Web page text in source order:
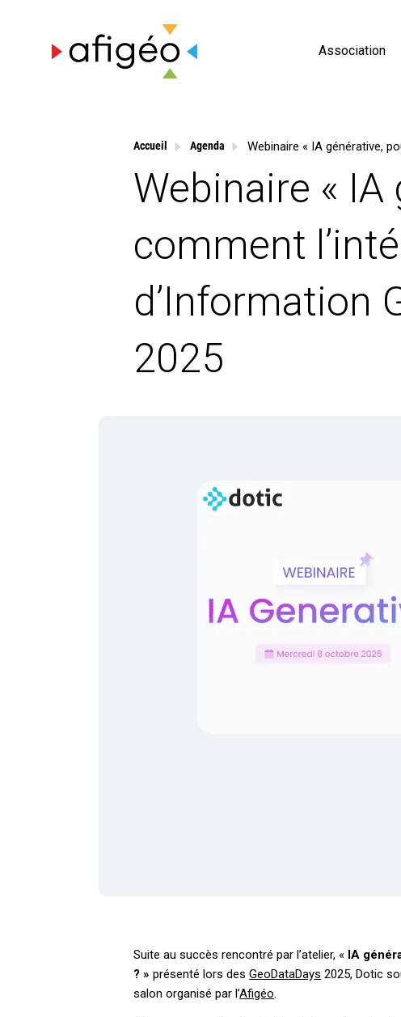
Association
Accueil Agenda
Webinaire «
comment
d’Information
2025
Suite au succès rencontré par l’atelier, « IA
? »présenté lors desGeoDataDays 2025, Dotic
salon organisé par l’Afigéo.